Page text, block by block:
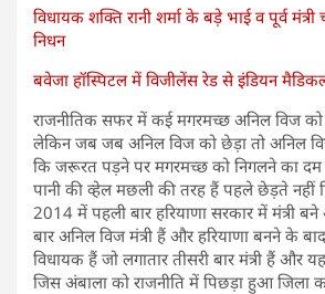
विधायक शक्ति रानी शर्मा के बड़े भाई व पूर्व
निधन
बवेजा हॉस्पिटल में विजीलेंस रेड से इंडियन
राजनीतिक सफर में कई मगरमच्छ अनिल विज को
लेकिन जब जब अनिल विज को छेड़ा तो अनिल
कि जरूरत पड़ने पर मगरमच्छ को निगलने का
पानी की व्हेल मछली की तरह हैं पहले छेड़ते नहीं
2014 में पहली बार हरियाणा सरकार में मंत्री
बार अनिल विज मंत्री हैं और हरियाणा बनने के
विधायक हैं जो लगातार तीसरी बार मंत्री हैं और
जिस अंबाला को राजनीति में पिछड़ा हुआ जिला